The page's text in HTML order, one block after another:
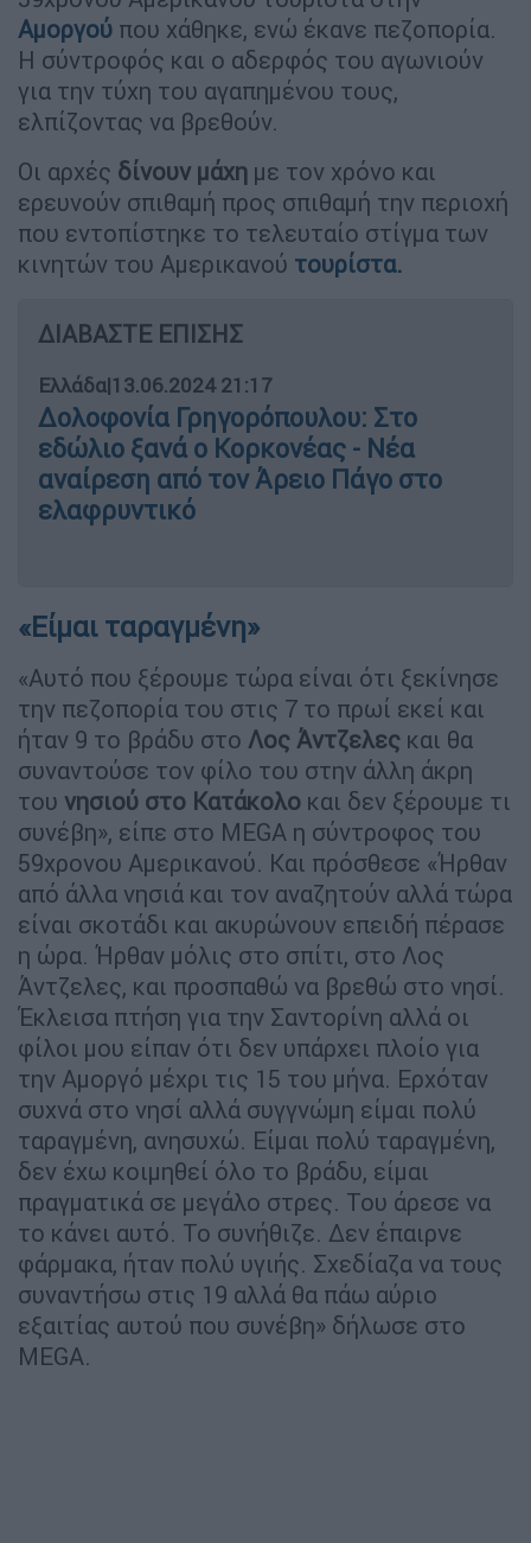
Αμοργού που χάθηκε, ενώ έκανε πεζοπορία.
Η σύντροφός και ο αδερφός του αγωνιούν
για την τύχη του αγαπημένου τους,
ελπίζοντας να βρεθούν.
Οι αρχές δίνουν μάχη με τον χρόνο και
ερευνούν σπιθαμή προς σπιθαμή την περιοχή
που εντοπίστηκε το τελευταίο στίγμα των
κινητών του Αμερικανού τουρίστα.
ΔΙΑΒΑΣΤΕ ΕΠΙΣΗΣ
Ελλάδα|13.06.2024 21:17
Δολοφονία Γρηγορόπουλου: Στο
εδώλιο ξανά ο Κορκονέας - Νέα
αναίρεση από τον Άρειο Πάγο στο
ελαφρυντικό
«Είμαι ταραγμένη»
«Αυτό που ξέρουμε τώρα είναι ότι ξεκίνησε
την πεζοπορία του στις 7 το πρωί εκεί και
ήταν 9 το βράδυ στο Λος Άντζελες και θα
συναντούσε τον φίλο του στην άλλη άκρη
του νησιού στο Κατάκολο και δεν ξέρουμε τι
συνέβη», είπε στο MEGA η σύντροφος του
59χρονου Αμερικανού. Και πρόσθεσε «Ήρθαν
από άλλα νησιά και τον αναζητούν αλλά τώρα
είναι σκοτάδι και ακυρώνουν επειδή πέρασε
η ώρα. Ήρθαν μόλις στο σπίτι, στο Λος
Άντζελες, και προσπαθώ να βρεθώ στο νησί.
Έκλεισα πτήση για την Σαντορίνη αλλά οι
φίλοι μου είπαν ότι δεν υπάρχει πλοίο για
την Αμοργό μέχρι τις 15 του μήνα. Ερχόταν
συχνά στο νησί αλλά συγγνώμη είμαι πολύ
ταραγμένη, ανησυχώ. Είμαι πολύ ταραγμένη,
δεν έχω κοιμηθεί όλο το βράδυ, είμαι
πραγματικά σε μεγάλο στρες. Του άρεσε να
το κάνει αυτό. Το συνήθιζε. Δεν έπαιρνε
φάρμακα, ήταν πολύ υγιής. Σχεδίαζα να τους
συναντήσω στις 19 αλλά θα πάω αύριο
εξαιτίας αυτού που συνέβη» δήλωσε στο
MEGA.